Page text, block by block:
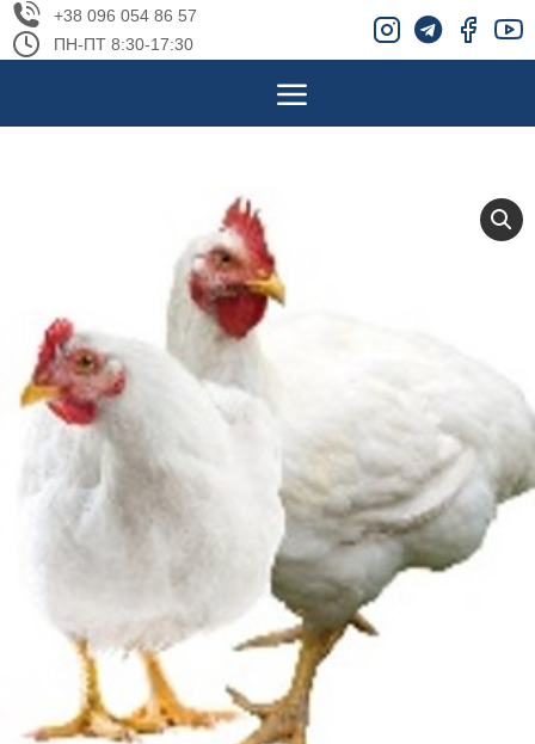
+38 096 054 86 57
ПН-ПТ 8:30-17:30